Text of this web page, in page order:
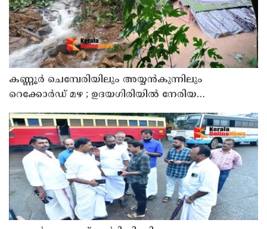
കണ്ണൂർ ചെമ്പേരിയിലും അയ്യൻകുന്നിലും
റെക്കോർഡ് മഴ ; ഉദയഗിരിയിൽ നേരിയ